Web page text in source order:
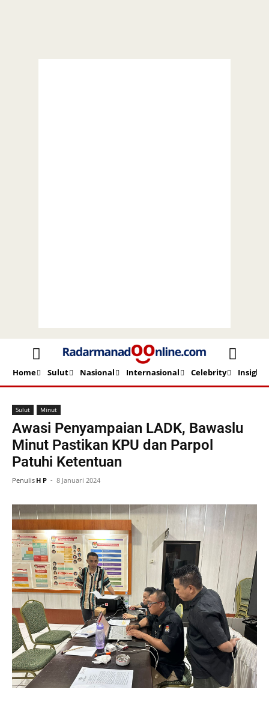
Home Sulut Nasional Internasional Celebrity Insight
Beranda Sulut Minut
Sulut Minut
Awasi Penyampaian LADK, Bawaslu
Minut Pastikan KPU dan Parpol
Patuhi Ketentuan
Penulis H P - 8 Januari 2024